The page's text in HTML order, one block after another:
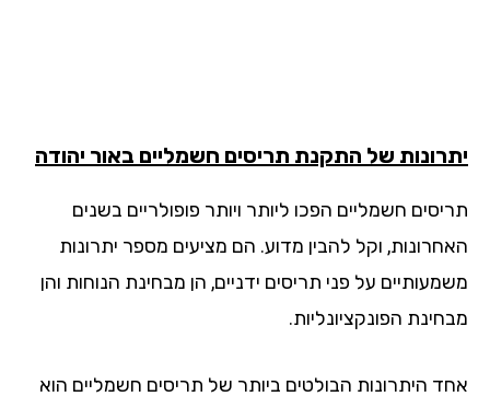
של התקנת תריסים חשמליים באור יהודה
חשמליים הפכו ליותר ויותר פופולריים בשנים
וקל להבין מדוע. הם מציעים מספר יתרונות
על פני תריסים ידניים, הן מבחינת הנוחות והן
הפונקציונליות.
היתרונות הבולטים ביותר של תריסים חשמליים הוא